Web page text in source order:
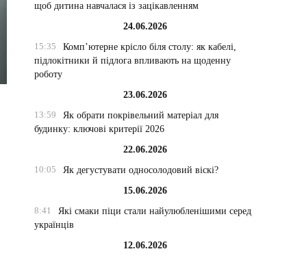
щоб дитина навчалася із зацікавленням
24.06.2026
15:35
Комп’ютерне крісло біля столу: як кабелі,
підлокітники й підлога впливають на щоденну
роботу
23.06.2026
13:59
Як обрати покрівельний матеріал для
будинку: ключові критерії 2026
22.06.2026
10:05
Як дегустувати односолодовий віскі?
15.06.2026
8:41
Які смаки піци стали найулюбленішими серед
українців
12.06.2026